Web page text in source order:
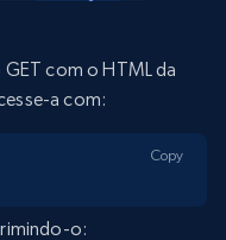
com o HTML da
a com:
Copy
o: